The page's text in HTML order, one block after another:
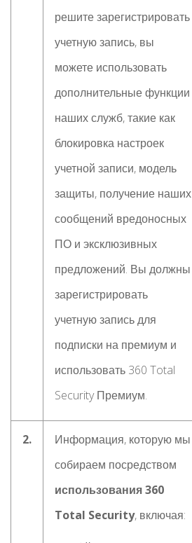
решите зарегистрировать
учетную запись, вы
можете использовать
дополнительные функции
наших служб, такие как
блокировка настроек
учетной записи, модель
защиты, получение наших
сообщений вредоносных
ПО и эксклюзивных
предложений. Вы должны
зарегистрировать
учетную запись для
подписки на премиум и
использовать 360 Total
Security Премиум.
2.
Информация, которую мы
собираем посредством
использования 360
Total Security, включая: